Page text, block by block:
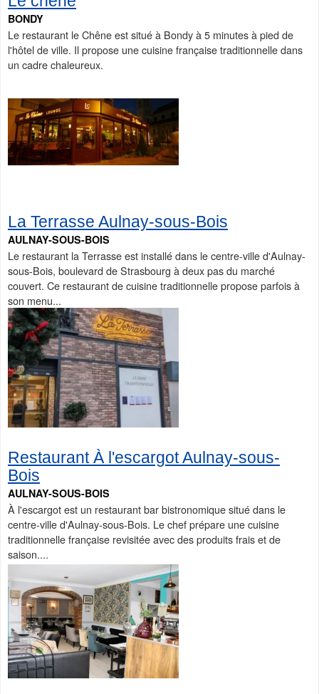
BONDY
Le restaurant le Chêne est situé à Bondy à 5 minutes à pied de
l'hôtel de ville. Il propose une cuisine française traditionnelle dans
un cadre chaleureux.
La Terrasse Aulnay-sous-Bois
AULNAY-SOUS-BOIS
Le restaurant la Terrasse est installé dans le centre-ville d'Aulnay-
sous-Bois, boulevard de Strasbourg à deux pas du marché
couvert. Ce restaurant de cuisine traditionnelle propose parfois à
son menu...
Restaurant À l'escargot Aulnay-sous-
Bois
AULNAY-SOUS-BOIS
À l'escargot est un restaurant bar bistronomique situé dans le
centre-ville d'Aulnay-sous-Bois. Le chef prépare une cuisine
traditionnelle française revisitée avec des produits frais et de
saison....